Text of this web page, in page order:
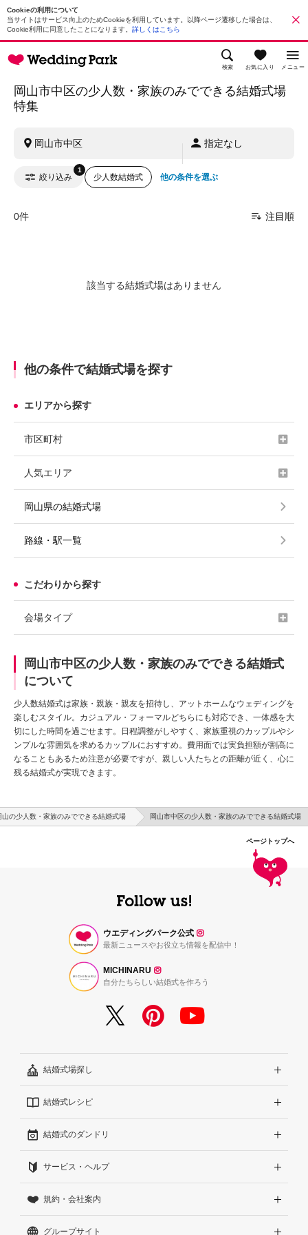
Cookieの利用について
当サイトはサービス向上のためCookieを利用しています。以降ページ遷移した場合は、
Cookie利用に同意したことになります。 詳しくはこちら
検索 お気に入り メニュー
岡山市中区の少人数・家族のみでできる結婚式場
特集
岡山市中区 指定なし
絞り込み
1
少人数結婚式 他の条件を選ぶ
0件 注目順
該当する結婚式場はありません
他の条件で結婚式場を探す
エリアから探す
市区町村
人気エリア
岡山県の結婚式場
路線・駅一覧
こだわりから探す
会場タイプ
岡山市中区の少人数・家族のみでできる結婚式
について
少人数結婚式は家族・親族・親友を招待し、アットホームなウェディングを
楽しむスタイル。カジュアル・フォーマルどちらにも対応でき、一体感を大
切にした時間を過ごせます。日程調整がしやすく、家族重視のカップルやシ
ンプルな雰囲気を求めるカップルにおすすめ。費用面では実負担額が割高に
なることもあるため注意が必要ですが、親しい人たちとの距離が近く、心に
残る結婚式が実現できます。
山の少人数・家族のみでできる結婚式場 岡山市中区の少人数・家族のみでできる結婚式場
ページトップへ
ウエディングパーク公式
最新ニュースやお役立ち情報を配信中！
MICHINARU
自分たちらしい結婚式を作ろう
結婚式場探し
エリアから探す
こだわりから探す
雰囲気から探す
見積りから探す
ランキングから探す
結婚式レシピ
結婚式準備レポート『ハナレポ』
結婚式当日の動画『ムビレポ』
結婚式のダンドリ
結婚準備ガイド
Wedding Park Magazine
結婚お悩みQ&A
サービス・ヘルプ
サイトコンセプト
はじめての方へ
規約・会社案内
利用規約
グループサイト